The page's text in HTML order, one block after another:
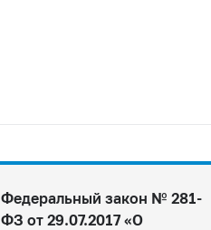
Федеральный закон № 281-
ФЗ от 29.07.2017 «О